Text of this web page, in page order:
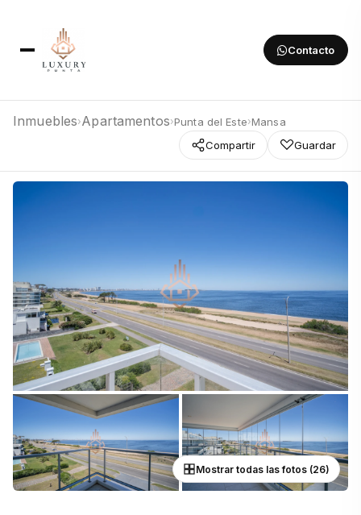
Contacto
Inmuebles›Apartamentos›Punta del Este›Mansa
Compartir
Guardar
Mostrar todas las fotos (26)